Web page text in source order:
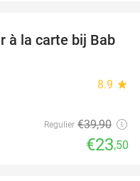
41%
à la carte bij Bab
8.9 star
Regulier €39,90
€23,50